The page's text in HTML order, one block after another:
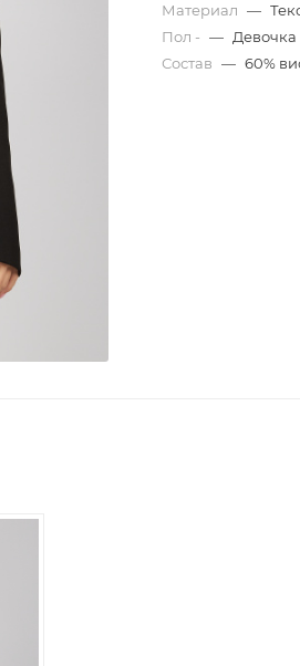
Материал —
Пол - — Девочка
Состав — 60%